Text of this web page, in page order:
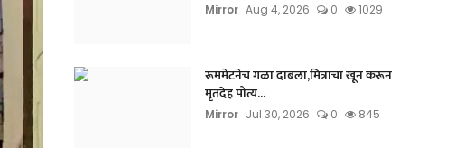
Mirror Aug 4, 2026 0 1029
रूममेटनेच गळा दाबला,मित्राचा खून करून
मृतदेह पोत्य...
Mirror Jul 30, 2026 0 845